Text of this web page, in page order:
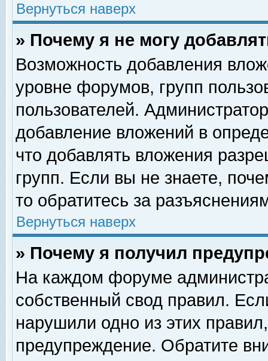
Вернуться наверх
» Почему я не могу
Возможность добавления
уровне форумов, групп
пользователей.
добавление вложений в
что добавлять вложения
групп. Если вы не знаете,
то обратитесь за
Вернуться наверх
» Почему я получил
На каждом форуме
собственный свод правил.
нарушили одно из этих
предупреждение. Обратите